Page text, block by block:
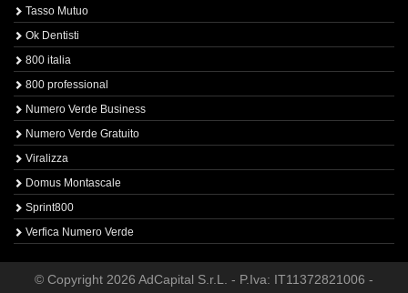
Tasso Mutuo
Ok Dentisti
800 italia
800 professional
Numero Verde Business
Numero Verde Gratuito
Viralizza
Domus Montascale
Sprint800
Verfica Numero Verde
© Copyright 2026 AdCapital S.r.L. - P.Iva: IT11372821006 -